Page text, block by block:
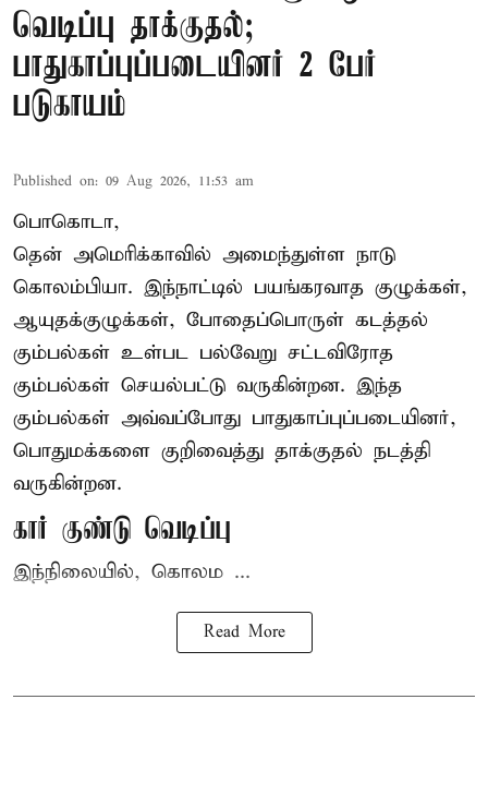
வெடிப்பு தாக்குதல்;
பாதுகாப்புப்படையினர் 2 பேர்
படுகாயம்
Published on: 09 Aug 2026, 11:53 am
பொகொடா,
தென் அமெரிக்காவில் அமைந்துள்ள நாடு
கொலம்பியா. இந்நாட்டில் பயங்கரவாத குழுக்கள்,
ஆயுதக்குழுக்கள், போதைப்பொருள் கடத்தல்
கும்பல்கள் உள்பட பல்வேறு சட்டவிரோத
கும்பல்கள் செயல்பட்டு வருகின்றன. இந்த
கும்பல்கள் அவ்வப்போது பாதுகாப்புப்படையினர்,
பொதுமக்களை குறிவைத்து தாக்குதல் நடத்தி
வருகின்றன.
கார் குண்டு வெடிப்பு
இந்நிலையில், கொலம ...
Read More